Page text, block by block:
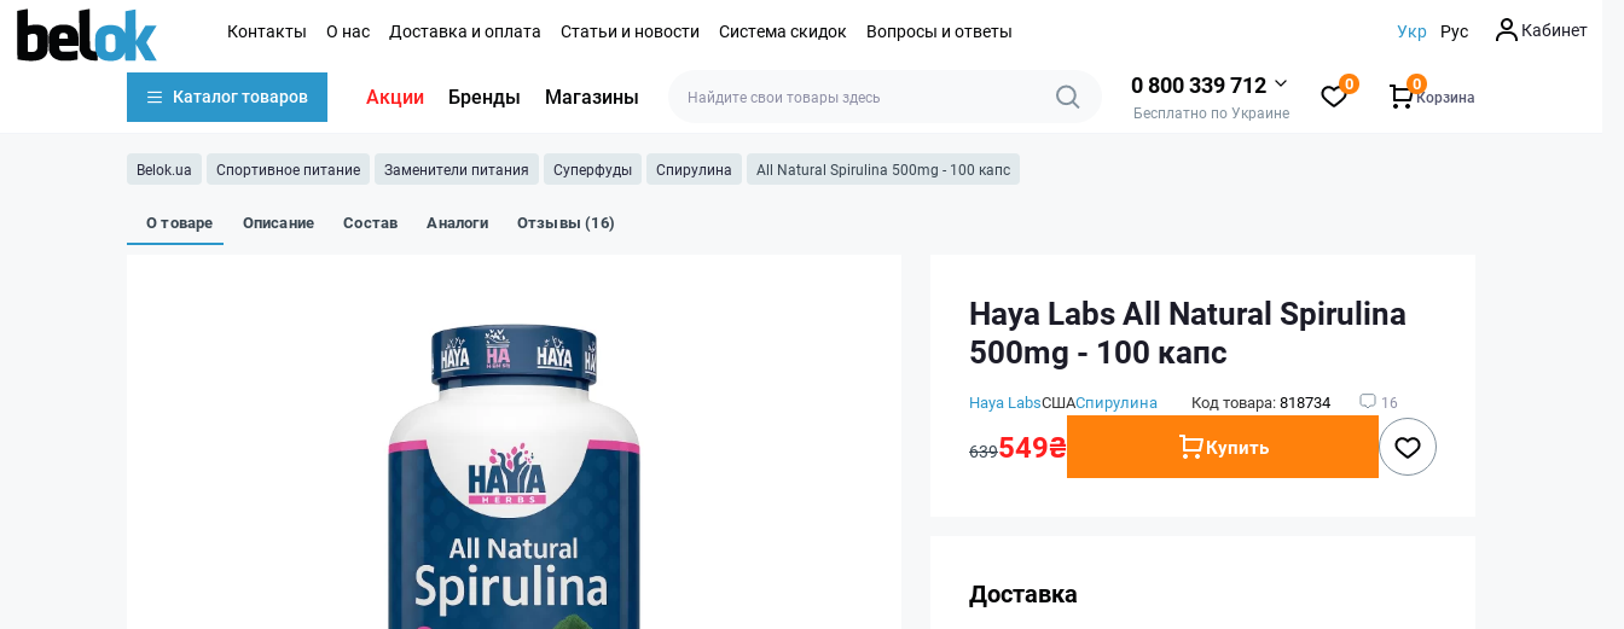
Контакты О нас Доставка и оплата Статьи и новости Система скидок Вопросы и ответы Укр Рус Кабинет
Каталог товаров Акции Бренды Магазины 0 800 339 712
Бесплатно по Украине
0
Корзина
0
Belok.ua Спортивное питание Заменители питания Суперфуды Спирулина All Natural Spirulina 500mg - 100 капс
О товаре Описание Состав Аналоги Отзывы (16)
Haya Labs All Natural Spirulina
500mg - 100 капс
Haya LabsСШАСпирулина Код товара:818734 16
639549₴ Купить
Доставка